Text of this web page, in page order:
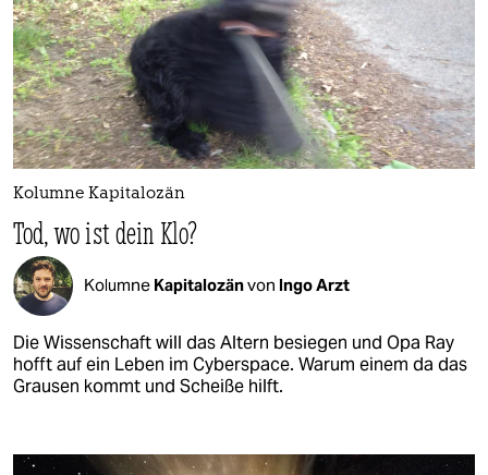
Kolumne Kapitalozän
Tod, wo ist dein Klo?
Kolumne Kapitalozänvon Ingo Arzt
Die Wissenschaft will das Altern besiegen und Opa Ray
hofft auf ein Leben im Cyberspace. Warum einem da das
Grausen kommt und Scheiße hilft.